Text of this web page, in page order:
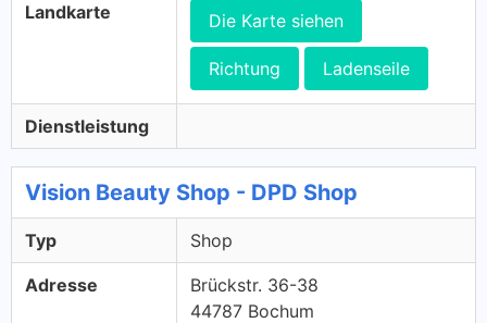
Landkarte Die Karte siehen
Richtung Ladenseile
Dienstleistung
Vision Beauty Shop - DPD Shop
Typ Shop
Adresse
Brückstr. 36-38
44787 Bochum